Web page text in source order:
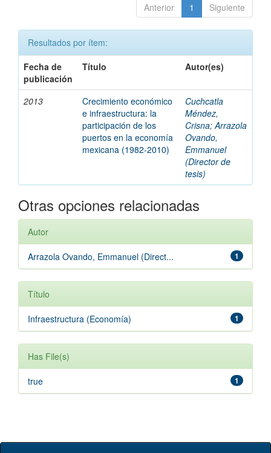
Anterior 1 Siguiente
Resultados por ítem:
Fecha de
publicación
Título Autor(es)
2013
Crecimiento económico
e infraestructura: la
participación de los
puertos en la economía
mexicana (1982-2010)
Cuchcatla
Méndez,
Crisna;Arrazola
Ovando,
Emmanuel
(Director de
tesis)
Otras opciones relacionadas
Autor
1
Arrazola Ovando, Emmanuel (Direct...
Título
1
Infraestructura (Economía)
Has File(s)
1
true